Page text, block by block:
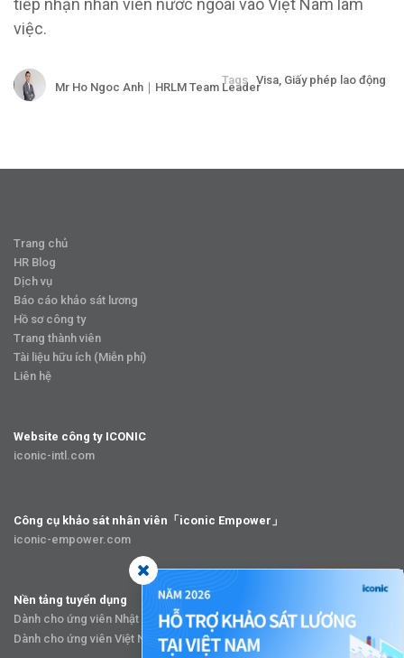
tiếp nhận nhân viên nước ngoài vào Việt Nam làm
việc.
Mr Ho Ngoc Anh｜HRLM Team Leader
Tags Visa, Giấy phép lao động
Trang chủ
HR Blog
Dịch vụ
Báo cáo khảo sát lương
Hồ sơ công ty
Trang thành viên
Tài liệu hữu ích (Miễn phí)
Liên hệ
Website công ty ICONIC
iconic-intl.com
Công cụ khảo sát nhân viên「iconic Empower」
iconic-empower.com
Nền tảng tuyển dụng
Dành cho ứng viên Nhật Bản「iconicJob.jp」
Dành cho ứng viên Việt Nam「iconicJob.vn」